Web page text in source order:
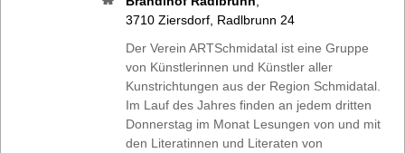
3710 Ziersdorf Radlbrunn 24
Der Verein ARTSchmidatal ist eine Gruppe
von Künstlerinnen und Künstler aller
Kunstrichtungen aus der Region Schmidatal.
Im Lauf des Jahres finden an jedem dritten
Donnerstag im Monat Lesungen von und mit
den Literatinnen und Literaten von